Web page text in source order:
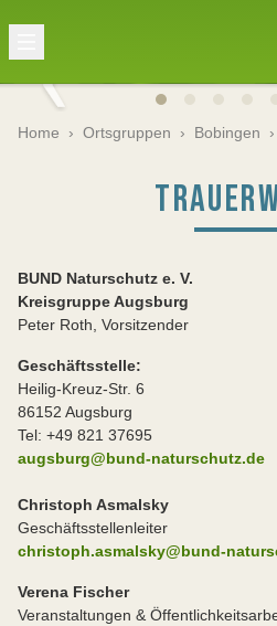
Home › Ortsgruppen › Bobingen ›
BUND Naturschutz e. V.
Kreisgruppe Augsburg
Peter Roth, Vorsitzender
Geschäftsstelle:
Heilig-Kreuz-Str. 6
86152 Augsburg
Tel: +49 821 37695
augsburg@bund-naturschutz.de
Christoph Asmalsky
Geschäftsstellenleiter
christoph.asmalsky@bund-
Verena Fischer
Veranstaltungen &